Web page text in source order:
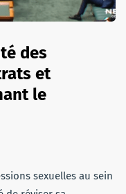
des
et
le
sexuelles au sein